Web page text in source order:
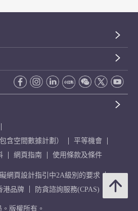
含空間數據計劃）
平等機會
網頁指南 使用條款及條件
網頁設計指引中2A級別的要求
港品牌 防貪諮詢服務(CPAS)
版權所有。